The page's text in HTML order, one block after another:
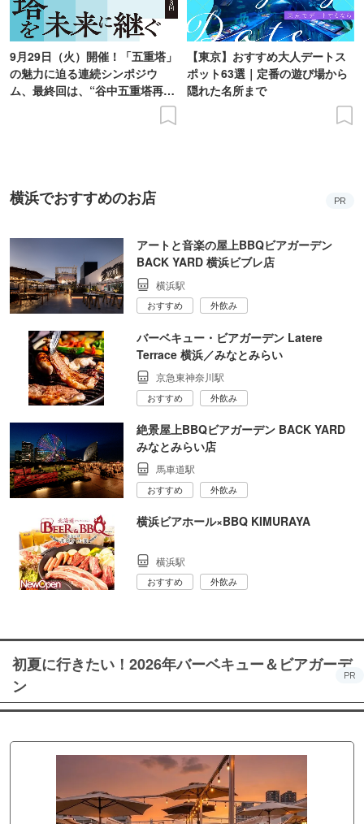
9月29日（火）開催！「五重塔」
の魅力に迫る連続シンポジウ
ム、最終回は、“谷中五重塔再建
【東京】おすすめ大人デートス
ポット63選｜定番の遊び場から
隠れた名所まで
横浜でおすすめのお店 PR
アートと音楽の屋上BBQビアガーデン
BACK YARD 横浜ビブレ店
横浜駅
おすすめ 外飲み
バーベキュー・ビアガーデン Latere
Terrace 横浜／みなとみらい
京急東神奈川駅
おすすめ 外飲み
絶景屋上BBQビアガーデン BACK YARD
みなとみらい店
馬車道駅
おすすめ 外飲み
横浜ビアホール×BBQ KIMURAYA
横浜駅
おすすめ 外飲み
初夏に行きたい！2026年バーベキュー＆ビアガーデ
ン
PR